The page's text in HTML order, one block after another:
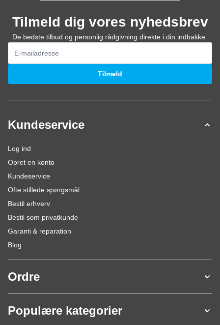
Tilmeld dig vores nyhedsbrev
De bedste tilbud og personlig rådgivning direkte i din indbakke.
E-mail adresse
Tilmeld
Kundeservice
Log ind
Opret en konto
Kundeservice
Ofte stillede spørgsmål
Bestil erhverv
Bestil som privatkunde
Garanti & reparation
Blog
Ordre
Populære kategorier